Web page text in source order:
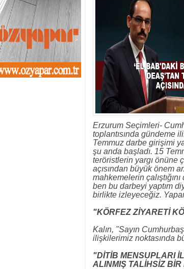
10:20
10:13
13:42
Erzurum Seçimleri-
toplantısında gündeme
Temmuz darbe girişimi
şu anda başladı. 15
teröristlerin yargı önüne
açısından büyük önem
mahkemelerin
ben bu darbeyi yaptım
birlikte izleyeceğiz.
"KÖRFEZ ZİYARETİ
Kalın, "Sayın
ilişkilerimiz noktasında
"DİTİB MENSUPLARI
ALINMIŞ TALİHSİZ